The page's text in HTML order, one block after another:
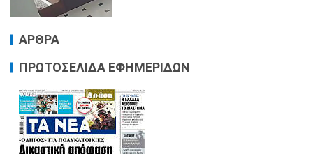
ΑΡΘΡΑ
ΠΡΩΤΟΣΕΛΙΔΑ ΕΦΗΜΕΡΙΔΩΝ